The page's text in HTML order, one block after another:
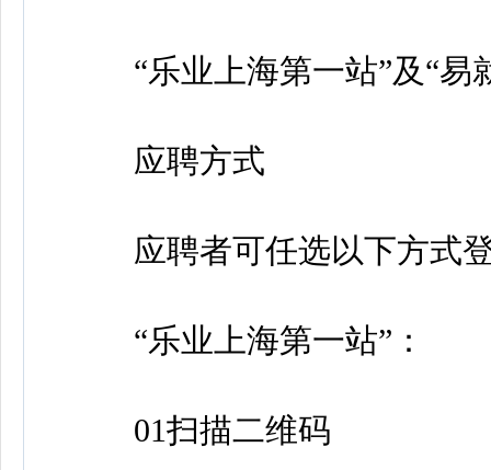
“乐业上海第一站”及“易
应聘方式
应聘者可任选以下方式
“乐业上海第一站”：
01扫描二维码